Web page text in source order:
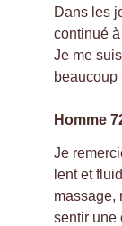
Dans les
continué
Je me
beaucoup
Homme
Je
lent et
massage,
sentir une